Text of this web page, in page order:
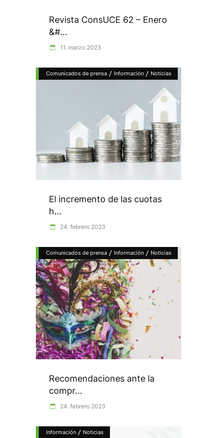
Revista ConsUCE 62 – Enero
&#...
11. marzo 2023
Comunicados de prensa / Información / Noticias
El incremento de las cuotas
h...
24. febrero 2023
Comunicados de prensa / Información / Noticias
Recomendaciones ante la
compr...
24. febrero 2023
Información / Noticias